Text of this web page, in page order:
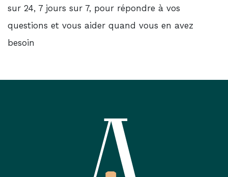
sur 24, 7 jours sur 7, pour répondre à vos
questions et vous aider quand vous en avez
besoin